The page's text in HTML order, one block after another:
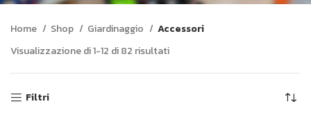
Home Shop Giardinaggio
Accessori
Visualizzazione di 1-12 di 82 risultati
Filtri